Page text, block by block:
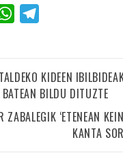
WhatsApp
KIDEEN
BILDU DITUZTE
ZABALEGIK ‘ETENEAN
KANTA